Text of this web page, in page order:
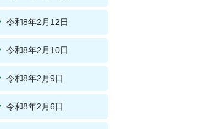
令和8年2月12日
令和8年2月10日
令和8年2月9日
令和8年2月6日